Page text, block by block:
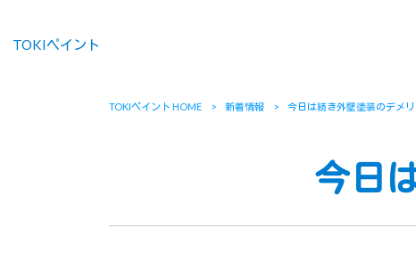
TOKIペイント
TOKIペイント HOME > 新着情報 > 今日は続き外壁塗装のデメリ
今日